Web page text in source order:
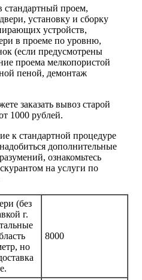
стандартный проем,
установку и сборку
устройств,
в проеме по уровню,
(если предусмотрены
проема мелкопористой
пеной, демонтаж
заказать вывоз старой
1000 рублей.
к стандартной процедуре
дополнительные
ознакомьтесь
на услуги по
(без
г.
но
8000